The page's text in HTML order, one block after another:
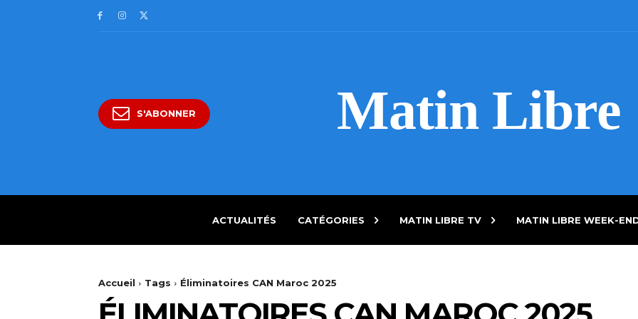
S'ABONNER Matin Libre
ACTUALITÉS CATÉGORIES MATIN LIBRE TV MATIN LIBRE WEEK-
Accueil Tags Éliminatoires CAN Maroc 2025